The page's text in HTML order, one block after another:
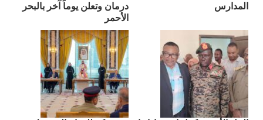
المدارس
درمان وتعلن يوماً آخر بالبحر
الأحمر